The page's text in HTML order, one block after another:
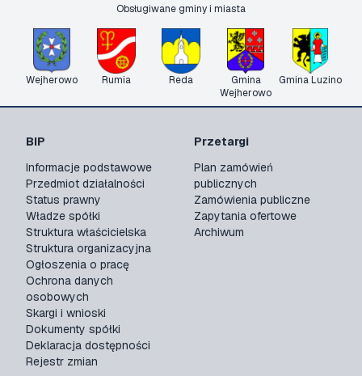
Obsługiwane gminy i miasta
Wejherowo Rumia Reda
Gmina
Wejherowo
Gmina Luzino
BIP
Informacje podstawowe
Przedmiot działalności
Status prawny
Władze spółki
Struktura właścicielska
Struktura organizacyjna
Ogłoszenia o pracę
Ochrona danych
osobowych
Skargi i wnioski
Dokumenty spółki
Deklaracja dostępności
Rejestr zmian
Przetargi
Plan zamówień
publicznych
Zamówienia publiczne
Zapytania ofertowe
Archiwum